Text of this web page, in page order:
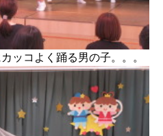
ッコよく踊る男の子。。。